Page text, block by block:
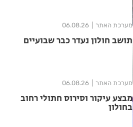
מערכת האתר 06.08.26
תושב חולון נעדר כבר שבועיים
מערכת האתר 06.08.26
מבצע עיקור וסירוס חתולי רחוב
בחולון